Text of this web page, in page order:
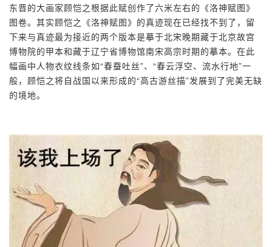
东晋的大画家顾恺之根据此赋创作了六米左右的《洛神赋图》
图卷。其实顾恺之《洛神赋图》的真迹现在已经找不到了，留
下来与真迹最为接近的两个版本是摹于北宋晚期藏于北京故宫
博物院的甲本和藏于辽宁省博物馆南宋高宗时期的摹本。在此
幅画中人物衣纹线条如“春蚕吐丝”、“春云浮空、流水行地”一
般，顾恺之将自战国以来形成的“高古游丝描”发展到了完美无缺
的境地。